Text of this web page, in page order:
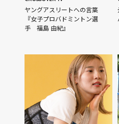
ヤングアスリートへの言葉
『女子プロバドミントン選
手 福島 由紀』